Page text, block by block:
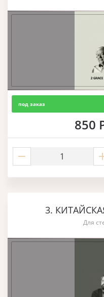
под заказ
850
3.
Для